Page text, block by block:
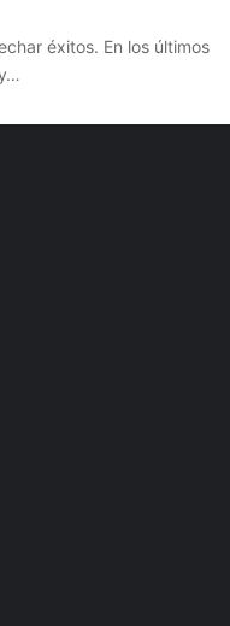
éxitos. En los últimos